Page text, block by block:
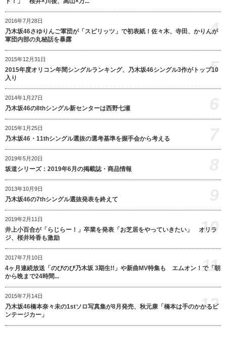
2016年7月28日
乃木坂46さゆりんご軍団が「スピリッツ」で初表紙！佐々木、寺田、かりんが
軍団内部の丸秘話を暴露
4
2015年12月31日
2015年度オリコン年間シングルランキング、乃木坂46シングル3作がトップ10
入り
5
2014年1月27日
乃木坂46の8thシングル新センターは西野七瀬
2015年1月25日
乃木坂46・11thシングル選抜の選考基準を握手会から考える
2019年5月20日
坂道シリーズ：2019年6月の掲載誌・商品情報
2013年10月9日
乃木坂46の7thシングル選抜発表を終えて
2019年2月11日
井上小百合が「らじらー！」卒業を発表「お芝居をやっていきたい」 オリラ
ジ、桜井玲香も激励
10
2017年7月10日
4ヶ月連続放送「のびのび乃木坂 3期生!!」や新曲MV特集も エムオン！で「朝
から晩まで24時間...
11
2015年7月14日
乃木坂46橋本奈々未の1stソロ写真集が8月発売、秋元康「橋本は手のかかるビ
ンテージカー」
12